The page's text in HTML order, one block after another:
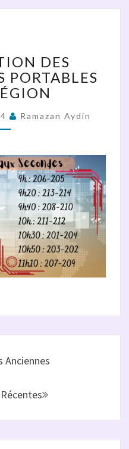
PORTABLES
DES
PORTABLES
Ramazan Aydin
Anciennes